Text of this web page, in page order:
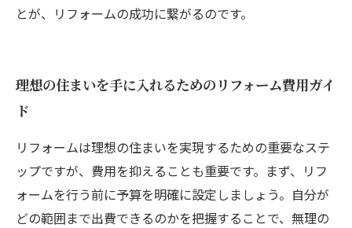
とが、リフォームの成功に繋がるのです。
理想の住まいを手に入れるためのリフォーム費用ガイ
ド
リフォームは理想の住まいを実現するための重要なステ
ップですが、費用を抑えることも重要です。まず、リフ
ォームを行う前に予算を明確に設定しましょう。自分が
どの範囲まで出費できるのかを把握することで、無理の